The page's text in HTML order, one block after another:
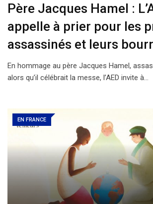
Père Jacques Hamel :
appelle à prier pour les
assassinés et leurs
En hommage au père Jacques Hamel,
alors qu’il célébrait la messe, l’AED invite à…
EN FRANCE